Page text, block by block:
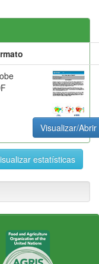
Visualizar/Abrir
estatísticas